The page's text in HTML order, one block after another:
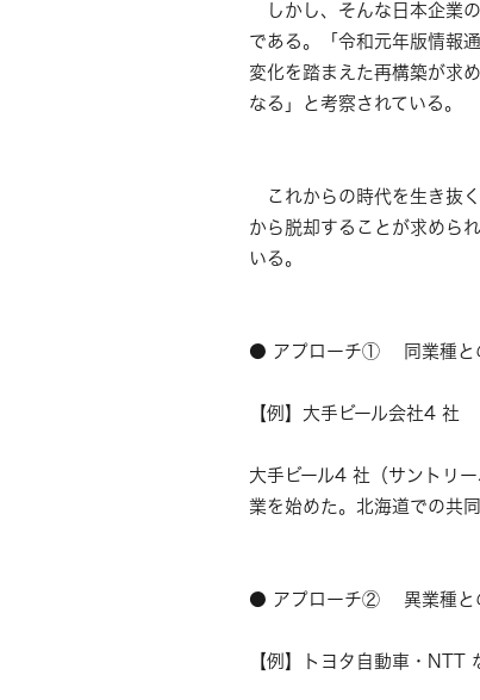
しかし、そんな日本企業
である。「令和元年版情報
変化を踏まえた再構築が求
なる」と考察されている。
これからの時代を生き抜
から脱却することが求めら
いる。
● アプローチ① 同業種との
【例】大手ビール会社4 社
大手ビール4 社（サントリ
業を始めた。北海道での共
● アプローチ② 異業種との
【例】トヨタ自動車・NTT